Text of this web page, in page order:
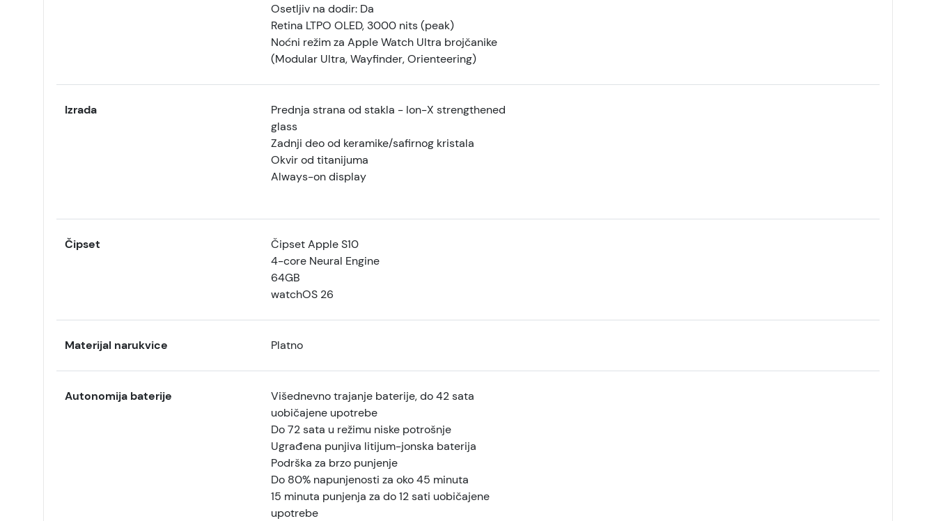
Osetljiv na dodir: Da
Retina LTPO OLED, 3000 nits (peak)
Noćni režim za Apple Watch Ultra brojčanike
(Modular Ultra, Wayfinder, Orienteering)
Izrada
Prednja strana od stakla - Ion-X strengthened
glass
Zadnji deo od keramike/safirnog kristala
Okvir od titanijuma
Always-on display
Čipset
Čipset Apple S10
4-core Neural Engine
64GB
watchOS 26
Materijal narukvice Platno
Autonomija baterije
Višednevno trajanje baterije, do 42 sata
uobičajene upotrebe
Do 72 sata u režimu niske potrošnje
Ugrađena punjiva litijum-jonska baterija
Podrška za brzo punjenje
Do 80% napunjenosti za oko 45 minuta
15 minuta punjenja za do 12 sati uobičajene
upotrebe